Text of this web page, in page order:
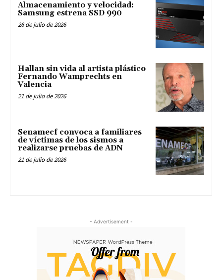
Almacenamiento y velocidad:
Samsung estrena SSD 990
26 de julio de 2026
Hallan sin vida al artista plástico
Fernando Wamprechts en
Valencia
21 de julio de 2026
Senamecf convoca a familiares
de víctimas de los sismos a
realizarse pruebas de ADN
21 de julio de 2026
- Advertisement -